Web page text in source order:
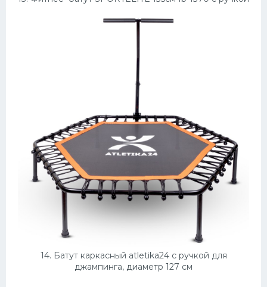
14. Батут каркасный atletika24 с ручкой для
джампинга, диаметр 127 см